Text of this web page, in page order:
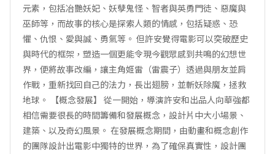
元素，包括冶艷妖妃、妖孽鬼怪、智者與英勇門徒、惡魔與
巫師等，而故事的核心是探索人類的情感，包括疑惑、恐
懼、仇恨、愛與誠、勇氣等。 但許安覺得電影可以突破歷史
與時代的框架，塑造一個更能令現今觀眾感到共鳴的幻想世
界，便將故事改編，讓主角姬雷（雷震子）透過與朋友並肩
作戰，重新找回自己的法力，長出翅膀，並斬妖除魔，拯救
地球。 【概念發展】 從一開始，導演許安和出品人向華強都
相信需要很長的時間籌備和發展概念，設計片中大小場景、
建築、以及奇幻風景。 在發展概念期間，由動畫和概念創作
的團隊設計出電影中獨特的世界，為了確保真實性，設計團